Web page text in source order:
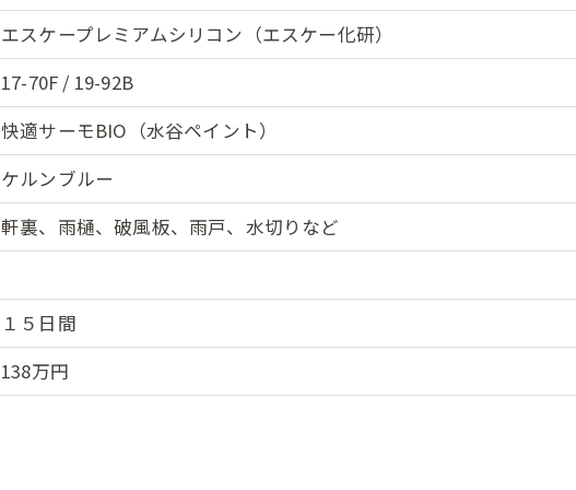
エスケープレミアムシリコン（エスケー化研）
17-70F / 19-92B
快適サーモBIO（水谷ペイント）
ケルンブルー
軒裏、雨樋、破風板、雨戸、水切りなど
１５日間
138万円